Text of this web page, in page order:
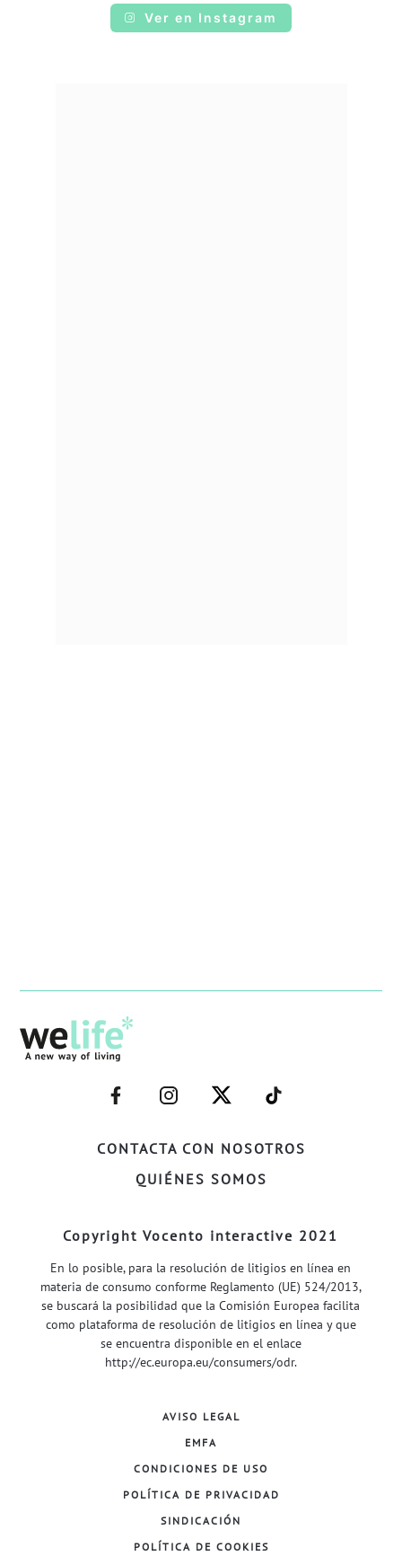
Ver en Instagram
CONTACTA CON NOSOTROS
QUIÉNES SOMOS
–
FACEBOOK–
–
INSTAGRAM–
–
TWITTER–
–
WELIFE–
Copyright Vocento interactive 2021
En lo posible, para la resolución de litigios en línea en
materia de consumo conforme Reglamento (UE) 524/2013,
se buscará la posibilidad que la Comisión Europea facilita
como plataforma de resolución de litigios en línea y que
se encuentra disponible en el enlace
http://ec.europa.eu/consumers/odr.
AVISO LEGAL
EMFA
CONDICIONES DE USO
POLÍTICA DE PRIVACIDAD
SINDICACIÓN
POLÍTICA DE COOKIES